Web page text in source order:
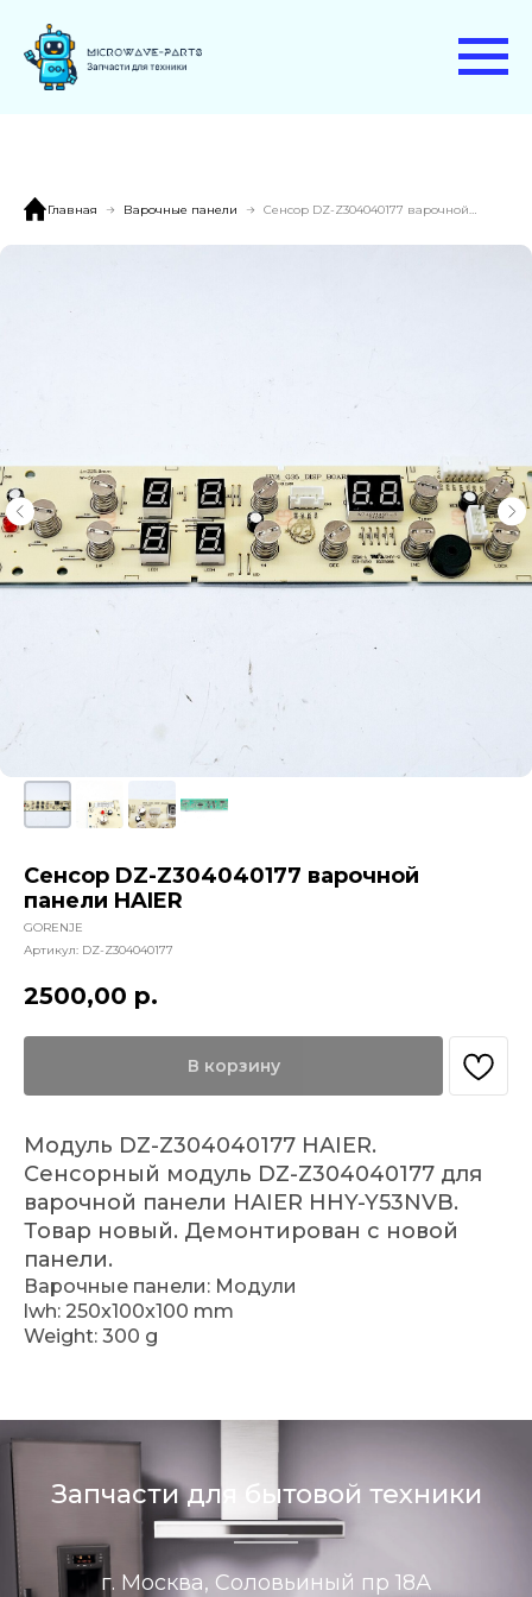
Главная Варочные панели
Сенсор DZ-Z304040177 варочной
панели HAIER
GORENJE
Артикул: DZ-Z304040177
2500,00 р.
В корзину
Модуль DZ-Z304040177 HAIER.
Сенсорный модуль DZ-Z304040177 для
варочной панели HAIER HHY-Y53NVB.
Товар новый. Демонтирован с новой
панели.
Варочные панели: Модули
lwh: 250x100x100 mm
Weight: 300 g
Запчасти для бытовой техники
г. Москва, Соловьиный пр 18А